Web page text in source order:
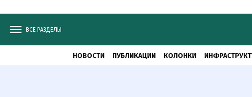
ВСЕ РАЗДЕЛЫ
НОВОСТИ ПУБЛИКАЦИИ КОЛОНКИ